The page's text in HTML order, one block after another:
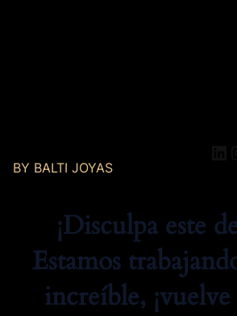
BY BALTI JOYAS
¡Disculpa este
Estamos
increíble,